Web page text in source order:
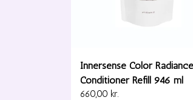
Innersense Color
Conditioner Refill 946 ml
660,00 kr.